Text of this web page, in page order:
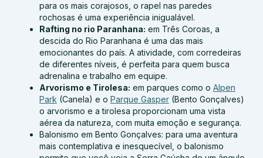
para os mais corajosos, o rapel nas paredes
rochosas é uma experiência inigualável.
Rafting no rio Paranhana: em Três Coroas, a
descida do Rio Paranhana é uma das mais
emocionantes do país. A atividade, com corredeiras
de diferentes níveis, é perfeita para quem busca
adrenalina e trabalho em equipe.
Arvorismo e Tirolesa: em parques como o Alpen
Park (Canela) e o Parque Gasper(Bento Gonçalves)
o arvorismo e a tirolesa proporcionam uma vista
aérea da natureza, com muita emoção e segurança.
Balonismo em Bento Gonçalves: para uma aventura
mais contemplativa e inesquecível, o balonismo